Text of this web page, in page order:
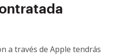
a través de Apple tendrás